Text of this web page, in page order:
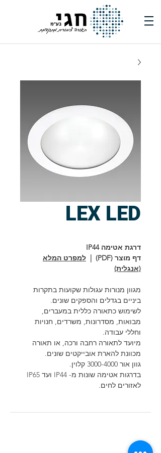
LEX LED
דרגת אטימה IP44
דף מוצר (PDF) |
למפרט המלא
(אנגלית)
מגוון מנורות עגולות שקועות בתקרות
ביניים בגדלים והספקים שונים.
לשימוש כתאורה כללית במעברים,
מבואות, מסדרונות, משרדים, חנויות
וחללי עבודה.
מיועד לתאורה רחבה ורכה, או תאורה
מכוונת להארת אובייקטים שונים.
גוון אור 3000-4000 קלוין.
בדרגות אטימה שונות מ- IP44 ועד IP65
לאזורים לחים.